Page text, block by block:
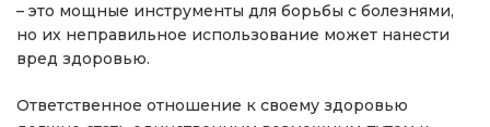
– это мощные инструменты для борьбы с болезнями,
но их неправильное использование может нанести
вред здоровью.
Ответственное отношение к своему здоровью